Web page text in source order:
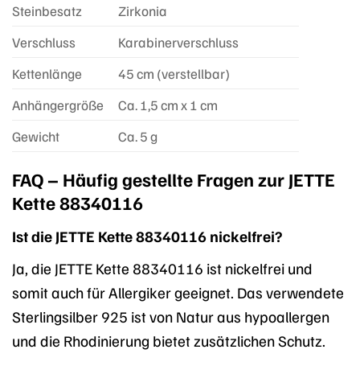
Steinbesatz
Zirkonia
Verschluss
Karabinerverschluss
Kettenlänge
45 cm (verstellbar)
Anhängergröße
Ca. 1,5 cm x 1 cm
Gewicht
Ca. 5 g
FAQ – Häufig gestellte Fragen zur JETTE
Kette 88340116
Ist die JETTE Kette 88340116 nickelfrei?
Ja, die JETTE Kette 88340116 ist nickelfrei und
somit auch für Allergiker geeignet. Das verwendete
Sterlingsilber 925 ist von Natur aus hypoallergen
und die Rhodinierung bietet zusätzlichen Schutz.